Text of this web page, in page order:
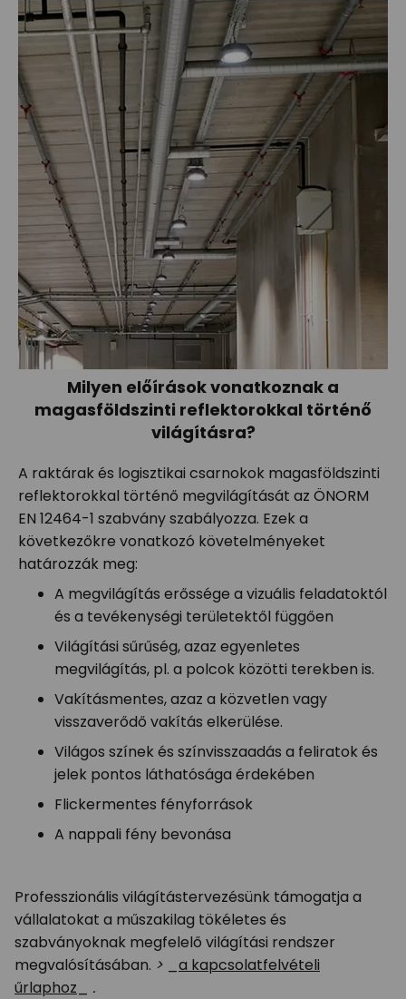
Milyen előírások vonatkoznak a
magasföldszinti reflektorokkal történő
világításra?
A raktárak és logisztikai csarnokok magasföldszinti
reflektorokkal történő megvilágítását az ÖNORM
EN 12464-1 szabvány szabályozza. Ezek a
következőkre vonatkozó követelményeket
határozzák meg:
A megvilágítás erőssége a vizuális feladatoktól
és a tevékenységi területektől függően
Világítási sűrűség, azaz egyenletes
megvilágítás, pl. a polcok közötti terekben is.
Vakításmentes, azaz a közvetlen vagy
visszaverődő vakítás elkerülése.
Világos színek és színvisszaadás a feliratok és
jelek pontos láthatósága érdekében
Flickermentes fényforrások
A nappali fény bevonása
Professzionális világítástervezésünk támogatja a
vállalatokat a műszakilag tökéletes és
szabványoknak megfelelő világítási rendszer
megvalósításában. >
a kapcsolatfelvételi
űrlaphoz
.